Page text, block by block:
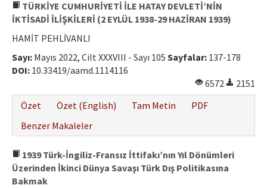
TÜRKİYE CUMHURİYETİ İLE HATAY DEVLETİ’NİN
İKTİSADİ İLİŞKİLERİ (2 EYLÜL 1938-29 HAZİRAN 1939)
HAMİT PEHLİVANLI
Sayı: Mayıs 2022, Cilt XXXVIII - Sayı 105 Sayfalar: 137-178
DOI: 10.33419/aamd.1114116
6572
2151
Özet
Özet (English) Tam Metin
PDF
Benzer Makaleler
1939 Türk-İngiliz-Fransız İttifakı’nın Yıl Dönümleri
Üzerinden İkinci Dünya Savaşı Türk Dış Politikasına
Bakmak